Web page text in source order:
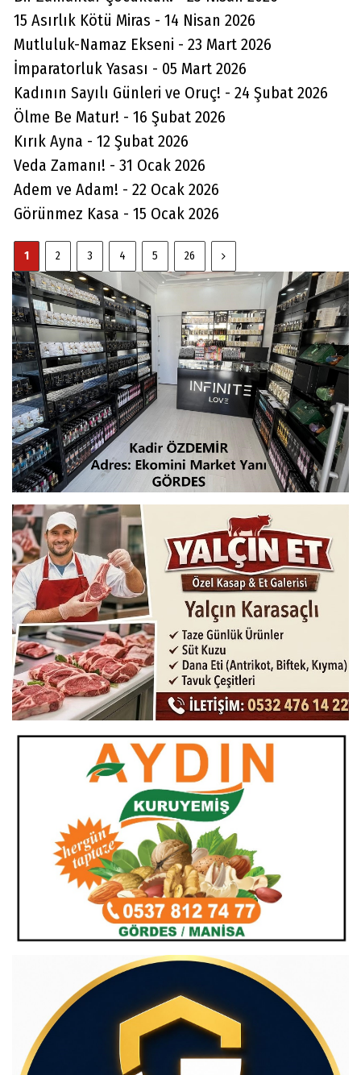
15 Asırlık Kötü Miras - 14 Nisan 2026
Mutluluk-Namaz Ekseni - 23 Mart 2026
İmparatorluk Yasası - 05 Mart 2026
Kadının Sayılı Günleri ve Oruç! - 24 Şubat 2026
Ölme Be Matur! - 16 Şubat 2026
Kırık Ayna - 12 Şubat 2026
Veda Zamanı! - 31 Ocak 2026
Adem ve Adam! - 22 Ocak 2026
Görünmez Kasa - 15 Ocak 2026
1 2 3 4 5 26